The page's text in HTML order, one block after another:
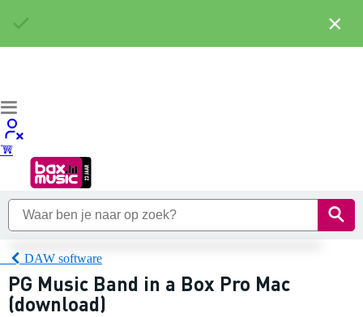
DAW software
PG Music Band in a Box Pro Mac
(download)
×